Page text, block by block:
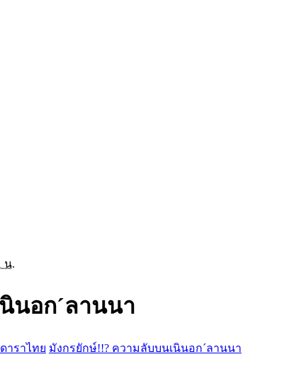
น.
นอก´ลานนา
ดาราไทย มังกรยักษ์!!? ความลับบนเนินอก´ลานนา